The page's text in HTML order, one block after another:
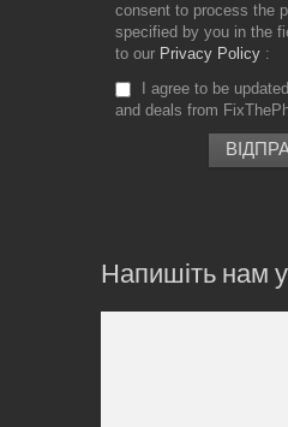
consent to process the
specified by you in the
to our Privacy Policy
I agree to be
and deals from
Напишіть нам у